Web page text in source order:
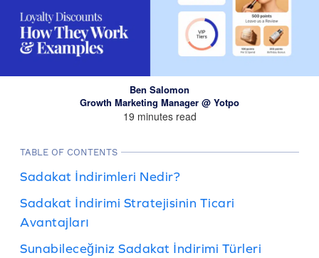
Ben Salomon
Growth Marketing Manager @ Yotpo
19 minutes read
TABLE OF CONTENTS
Sadakat İndirimleri Nedir?
Sadakat İndirimi Stratejisinin Ticari
Avantajları
Sunabileceğiniz Sadakat İndirimi Türleri